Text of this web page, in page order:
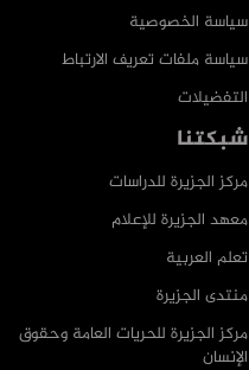
سياسة الخصوصية
سياسة ملفات تعريف الارتباط
التفضيلات
شبكتنا
مركز الجزيرة للدراسات
معهد الجزيرة للإعلام
تعلم العربية
منتدى الجزيرة
مركز الجزيرة للحريات العامة وحقوق
الإنسان